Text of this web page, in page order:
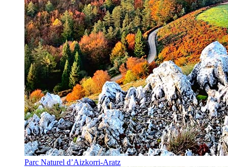
Parc Naturel d’Aizkorri-Aratz